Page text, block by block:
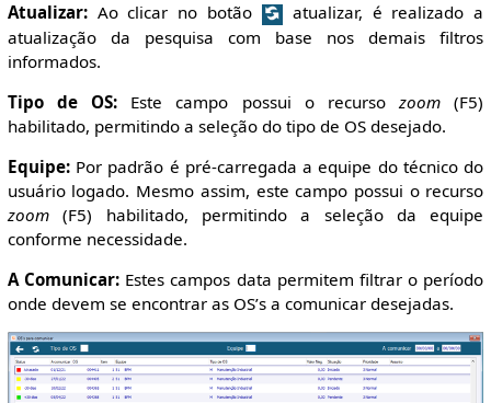
Atualizar: Ao clicar no botão
atualizar, é realizado a
atualização da pesquisa com base nos demais filtros
informados.
Tipo de OS: Este campo possui o recursozoom (F5)
habilitado, permitindo a seleção do tipo de OS desejado.
Equipe:Por padrão é pré-carregada a equipe do técnico do
usuário logado. Mesmo assim, este campo possui o recurso
zoom(F5) habilitado, permitindo a seleção da equipe
conforme necessidade.
A Comunicar: Estes campos data permitem filtrar o período
onde devem se encontrar as OS’s a comunicar desejadas.